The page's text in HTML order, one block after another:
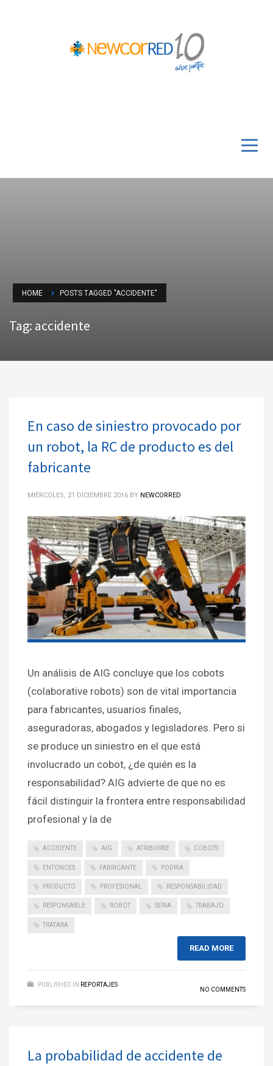
HOME POSTS TAGGED "ACCIDENTE"
Tag: accidente
En caso de siniestro provocado por
un robot, la RC de producto es del
fabricante
MIÉRCOLES, 21 DICIEMBRE 2016 BY NEWCORRED
Un análisis de AIG concluye que los cobots
(colaborative robots) son de vital importancia
para fabricantes, usuarios finales,
aseguradoras, abogados y legisladores. Pero si
se produce un siniestro en el que está
involucrado un cobot, ¿de quién es la
responsabilidad? AIG advierte de que no es
fácil distinguir la frontera entre responsabilidad
profesional y la de
ACCIDENTE AIG ATRIBUIRSE COBOTS
ENTONCES FABRICANTE PODRIA
PRODUCTO PROFESIONAL RESPONSABILIDAD
RESPONSABLE ROBOT SERIA TRABAJO
TRATARA
READ MORE
PUBLISHED IN REPORTAJES
NO COMMENTS
La probabilidad de accidente de